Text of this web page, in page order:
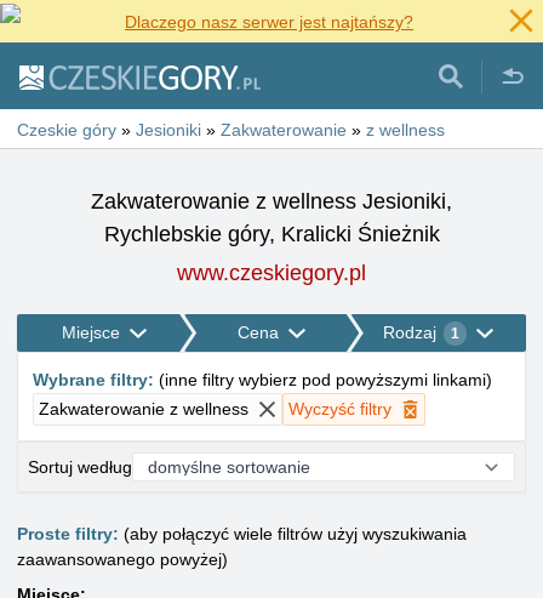
Dlaczego nasz serwer jest najtańszy?
Czeskie góry » Jesioniki » Zakwaterowanie » z wellness
Zakwaterowanie z wellness Jesioniki,
Rychlebskie góry, Kralicki Śnieżnik
www.czeskiegory.pl
Miejsce Cena Rodzaj 1
Wybrane filtry: (inne filtry wybierz pod powyższymi linkami)
Zakwaterowanie z wellness
Wyczyść filtry
Sortuj według
Proste filtry: (aby połączyć wiele filtrów użyj wyszukiwania
zaawansowanego powyżej)